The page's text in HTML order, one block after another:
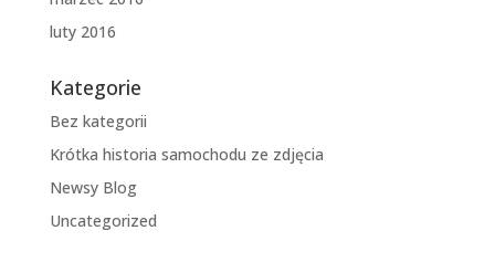
luty 2016
Kategorie
Bez kategorii
Krótka historia samochodu ze zdjęcia
Newsy Blog
Uncategorized